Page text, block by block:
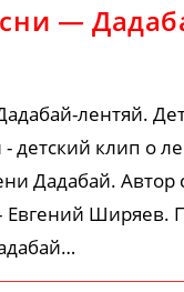
—
лентяй.
- детский клип о
Дадабай. Автор
Евгений Ширяев.